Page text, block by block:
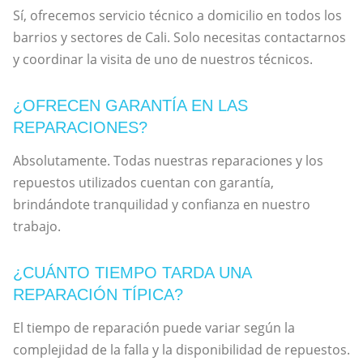
Sí, ofrecemos servicio técnico a domicilio en todos los
barrios y sectores de Cali. Solo necesitas contactarnos
y coordinar la visita de uno de nuestros técnicos.
¿OFRECEN GARANTÍA EN LAS
REPARACIONES?
Absolutamente. Todas nuestras reparaciones y los
repuestos utilizados cuentan con garantía,
brindándote tranquilidad y confianza en nuestro
trabajo.
¿CUÁNTO TIEMPO TARDA UNA
REPARACIÓN TÍPICA?
El tiempo de reparación puede variar según la
complejidad de la falla y la disponibilidad de repuestos.